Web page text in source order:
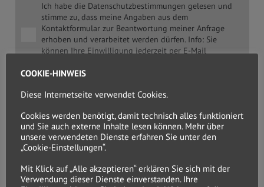
Ich habe die Datenschutzbestimmungen gelesen und
stimme zu, dass meine Angaben aus dem
Kontaktformular zur Beantwortung meiner Anfrage
erhoben und verarbeitet werden dürfen. Info: Sie
können Ihre Einwilligung jederzeit per E-Mail
Spam-Schutz! | Dies ist nötig, um automatisierte Prozesse zu
unterbinden.
Absenden
COOKIE-HINWEIS
Diese Internetseite verwendet Cookies.
Cookies werden benötigt, damit technisch alles funktioniert
und Sie auch externe Inhalte lesen können. Mehr über
unsere verwendeten Dienste erfahren Sie unter den
„Cookie-Einstellungen“.
Mit Klick auf „Alle akzeptieren“ erklären Sie sich mit der
Verwendung dieser Dienste einverstanden. Ihre